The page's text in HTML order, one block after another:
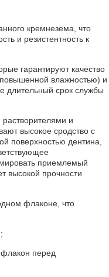
кремнезема, что
и резистентность к
гарантируют качество
влажностью) и
длительный срок службы
и
высокое сродство с
поверхностью дентина,
приемлемый
высокой прочности
флаконе, что
флакон перед